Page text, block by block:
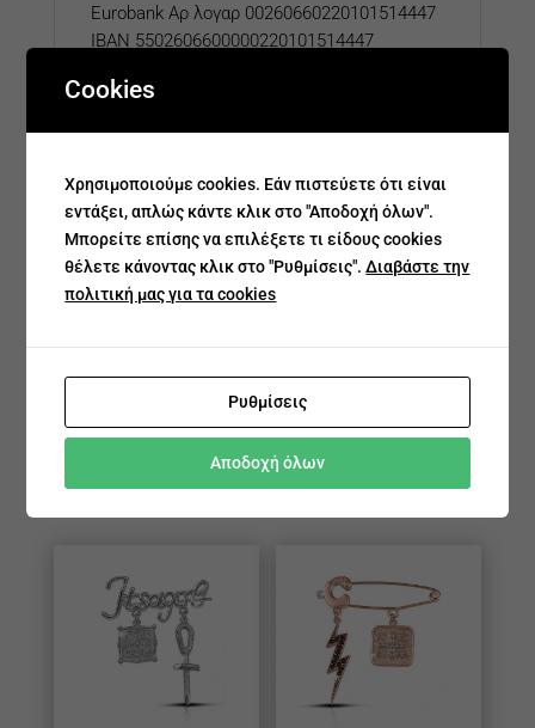
Eurobank Αρ λογαρ00260660220101514447
IBAN 5502606600000220101514447
Related products
Καρφίτσα Κωνσταντινάτο
129.00
Καρφίτσα Κωνσταντινάτο
€187.00
Cookies
Χρησιμοποιούμε cookies. Εάν πιστεύετε ότι είναι
εντάξει, απλώς κάντε κλικ στο "Αποδοχή όλων".
Μπορείτε επίσης να επιλέξετε τι είδους cookies
θέλετε κάνοντας κλικ στο "Ρυθμίσεις".Διαβάστε την
πολιτική μας για τα cookies
Ρυθμίσεις
Αποδοχή όλων